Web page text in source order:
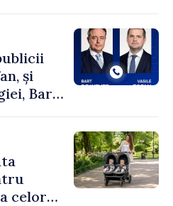
și
Bart
celor